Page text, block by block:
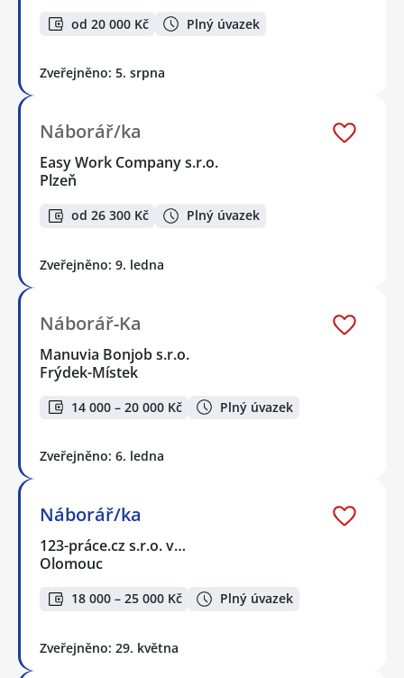
od 20 000 Kč Plný úvazek
Zveřejněno: 5. srpna
Náborář/ka
Easy Work Company s.r.o.
Plzeň
od 26 300 Kč Plný úvazek
Zveřejněno: 9. ledna
Náborář-Ka
Manuvia Bonjob s.r.o.
Frýdek-Místek
14 000 – 20 000 Kč Plný úvazek
Zveřejněno: 6. ledna
Náborář/ka
123-práce.cz s.r.o. v…
Olomouc
18 000 – 25 000 Kč Plný úvazek
Zveřejněno: 29. května